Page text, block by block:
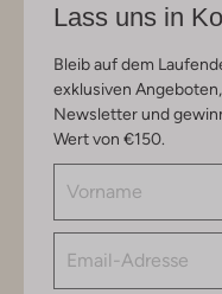
Lass uns in
Bleib auf dem
exklusiven
Newsletter und
Wert von €150.